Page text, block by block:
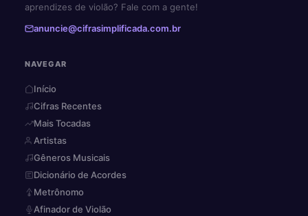
aprendizes de violão? Fale com a gente!
anuncie@cifrasimplificada.com.br
NAVEGAR
Início
Cifras Recentes
Mais Tocadas
Artistas
Gêneros Musicais
Dicionário de Acordes
Metrônomo
Afinador de Violão